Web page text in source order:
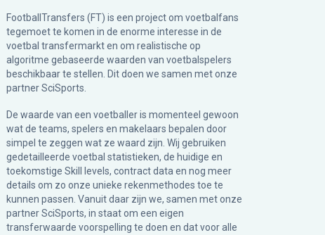
FootballTransfers (FT) is een project om voetbalfans
tegemoet te komen in de enorme interesse in de
voetbal transfermarkt en om realistische op
algoritme gebaseerde waarden van voetbalspelers
beschikbaar te stellen. Dit doen we samen met onze
partnerSciSports
De waarde van een voetballer is momenteel gewoon
wat de teams, spelers en makelaars bepalen door
simpel te zeggen wat ze waard zijn. Wij gebruiken
gedetailleerde voetbal statistieken, de huidige en
toekomstige Skill levels, contract data en nog meer
details om zo onze unieke rekenmethodes toe te
kunnen passen. Vanuit daar zijn we, samen met onze
partner SciSports, in staat om een eigen
transferwaarde voorspelling te doen en dat voor alle